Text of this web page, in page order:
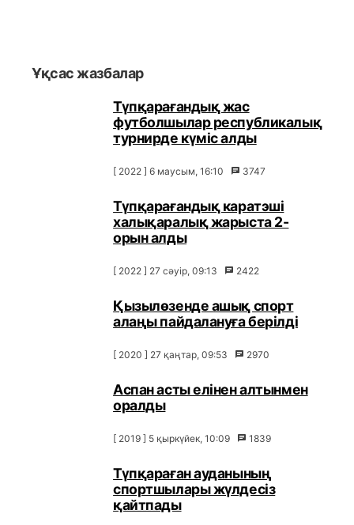
Ұқсас жазбалар
Түпқарағандық жас
футболшылар республикалық
турнирде күміс алды
[ 2022 ] 6 маусым, 16:10 3747
Түпқарағандық каратэші
халықаралық жарыста 2-
орын алды
[ 2022 ] 27 сәуір, 09:13 2422
Қызылөзенде ашық спорт
алаңы пайдалануға берілді
[ 2020 ] 27 қаңтар, 09:53 2970
Аспан асты елінен алтынмен
оралды
[ 2019 ] 5 қыркүйек, 10:09 1839
Түпқараған ауданының
спортшылары жүлдесіз
қайтпады